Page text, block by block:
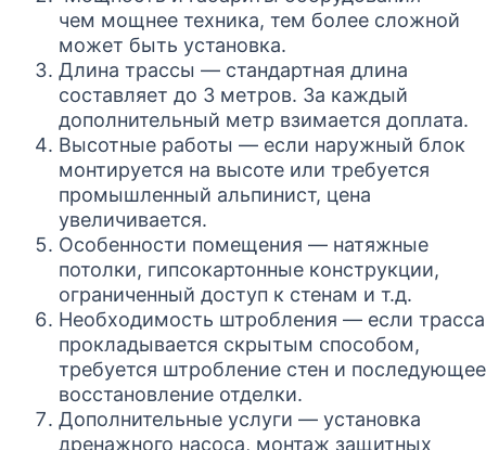
чем мощнее техника, тем более сложной
может быть установка.
Длина трассы — стандартная длина
составляет до 3 метров. За каждый
дополнительный метр взимается доплата.
Высотные работы — если наружный блок
монтируется на высоте или требуется
промышленный альпинист, цена
увеличивается.
Особенности помещения — натяжные
потолки, гипсокартонные конструкции,
ограниченный доступ к стенам и т.д.
Необходимость штробления — если трасса
прокладывается скрытым способом,
требуется штробление стен и последующее
восстановление отделки.
Дополнительные услуги — установка
дренажного насоса, монтаж защитных